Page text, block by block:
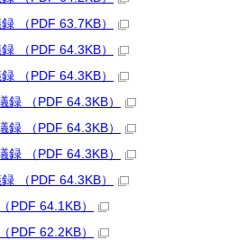
（PDF 63.7KB）
（PDF 64.3KB）
（PDF 64.3KB）
（PDF 64.3KB）
（PDF 64.3KB）
（PDF 64.3KB）
（PDF 64.3KB）
64.1KB）
62.2KB）